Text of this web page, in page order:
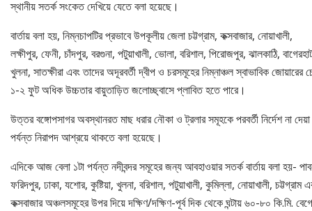
স্থানীয় সতর্ক সংকেত দেখিয়ে যেতে বলা হয়েছে।
বার্তায় বলা হয়, নিম্নচাপটির প্রভাবে উপকূলীয় জেলা চট্টগ্রাম, কক্সবাজার, নোয়াখালী,
লক্ষীপুর, ফেনী, চাঁদপুর, বরগুনা, পটুয়াখালী, ভোলা, বরিশাল, পিরোজপুর, ঝালকাঠি,
খুলনা, সাতক্ষীরা এবং তাদের অদূরবর্তী দ্বীপ ও চরসমূহের নিম্নাঞ্চল স্বাভাবিক জোয়ারের
১-২ ফুট অধিক উচ্চতার বায়ুতাড়িত জলোচ্ছ্বাসে প্লাবিত হতে পারে।
উত্তর বঙ্গোপসাগর অবস্থানরত মাছ ধরার নৌকা ও ট্রলার সমূহকে পরবর্তী নির্দেশ না দেয়া
পর্যন্ত নিরাপদ আশ্রয়ে থাকতে বলা হয়েছে।
এদিকে আজ বেলা ১টা পর্যন্ত নদীবন্দর সমূহের জন্য আবহাওয়ার সতর্ক বার্তায় বলা হয়-
ফরিদপুর, ঢাকা, যশোর, কুষ্টিয়া, খুলনা, বরিশাল, পটুয়াখালী, কুমিল্লা, নোয়াখালী, চট্টগ্রাম
কক্সবাজার অঞ্চলসমূহের উপর দিয়ে দক্ষিণ/দক্ষিণ-পূর্ব দিক থেকে ঘন্টায় ৬০-৮০ কি.মি. বেগে